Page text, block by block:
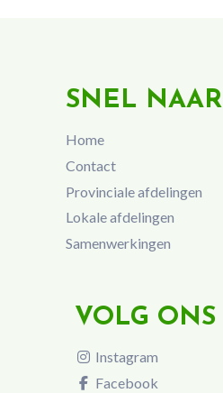
SNEL NAAR
Home
Contact
Provinciale afdelingen
Lokale afdelingen
Samenwerkingen
VOLG ONS
Instagram
Facebook